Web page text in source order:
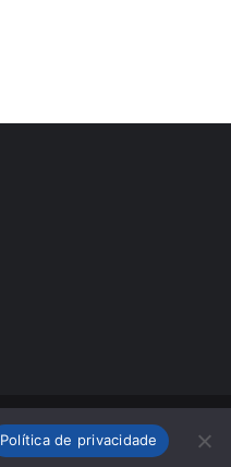
Política de privacidade